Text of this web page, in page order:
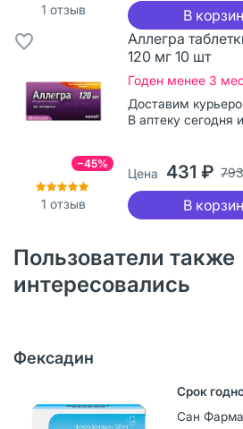
1 отзыв В
−45%
1 отзыв
Аллегра
120 мг 10 шт
Годен менее 3
Доставим
В аптеку сегодня
Цена 431 ₽
В
Пользователи также
интересовались
Фексадин